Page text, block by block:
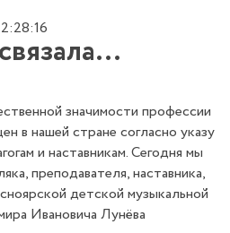
значимости профессии
в нашей стране согласно указу
и наставникам. Сегодня мы
преподавателя, наставника,
детской музыкальной
Ивановича Лунёва